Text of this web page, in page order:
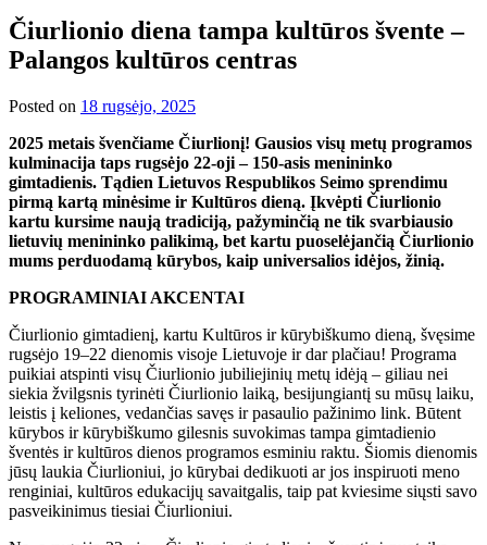
Čiurlionio diena tampa kultūros švente –
Palangos kultūros centras
Posted on 18 rugsėjo, 2025
2025 metais švenčiame Čiurlionį! Gausios visų metų programos
kulminacija taps rugsėjo 22-oji – 150-asis menininko
gimtadienis. Tądien Lietuvos Respublikos Seimo sprendimu
pirmą kartą minėsime ir Kultūros dieną. Įkvėpti Čiurlionio
kartu kursime naują tradiciją, pažyminčią ne tik svarbiausio
lietuvių menininko palikimą, bet kartu puoselėjančią Čiurlionio
mums perduodamą kūrybos, kaip universalios idėjos, žinią.
PROGRAMINIAI AKCENTAI
Čiurlionio gimtadienį, kartu Kultūros ir kūrybiškumo dieną, švęsime
rugsėjo 19–22 dienomis visoje Lietuvoje ir dar plačiau! Programa
puikiai atspinti visų Čiurlionio jubiliejinių metų idėją – giliau nei
siekia žvilgsnis tyrinėti Čiurlionio laiką, besijungiantį su mūsų laiku,
leistis į keliones, vedančias savęs ir pasaulio pažinimo link. Būtent
kūrybos ir kūrybiškumo gilesnis suvokimas tampa gimtadienio
šventės ir kultūros dienos programos esminiu raktu. Šiomis dienomis
jūsų laukia Čiurlioniui, jo kūrybai dedikuoti ar jos inspiruoti meno
renginiai, kultūros edukacijų savaitgalis, taip pat kviesime siųsti savo
pasveikinimus tiesiai Čiurlioniui.